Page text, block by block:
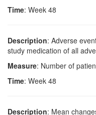
Time: Week 48
Description: Adverse
study medication of all
Measure: Number of
Time: Week 48
Description: Mean